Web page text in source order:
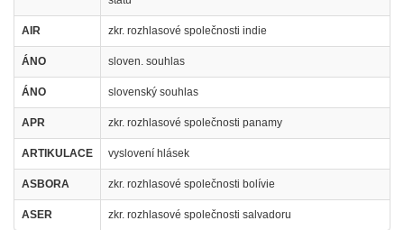
AIR zkr. rozhlasové společnosti indie
ÁNO sloven. souhlas
ÁNO slovenský souhlas
APR zkr. rozhlasové společnosti panamy
ARTIKULACE vyslovení hlásek
ASBORA zkr. rozhlasové společnosti bolívie
ASER zkr. rozhlasové společnosti salvadoru